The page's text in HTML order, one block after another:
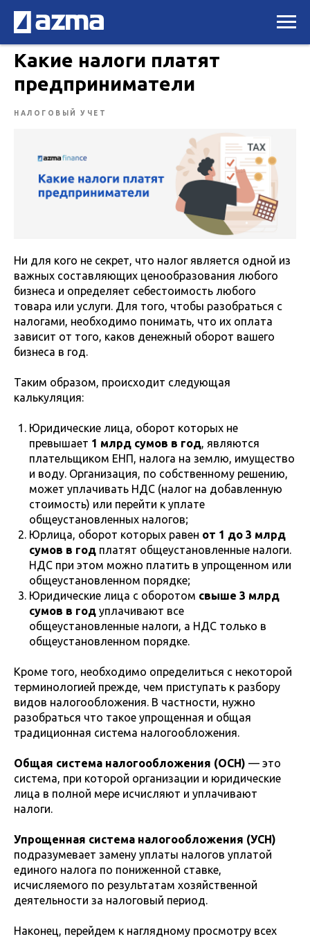
Какие налоги платят
предприниматели
НАЛОГОВЫЙ УЧЕТ
Ни для кого не секрет, что налог является одной из
важных составляющих ценообразования любого
бизнеса и определяет себестоимость любого
товара или услуги. Для того, чтобы разобраться с
налогами, необходимо понимать, что их оплата
зависит от того, каков денежный оборот вашего
бизнеса в год.
Таким образом, происходит следующая
калькуляция:
Юридические лица, оборот которых не
превышает 1 млрд сумов в год, являются
плательщиком ЕНП, налога на землю, имущество
и воду. Организация, по собственному решению,
может уплачивать НДС (налог на добавленную
стоимость) или перейти к уплате
общеустановленных налогов;
Юрлица, оборот которых равен от 1 до 3 млрд
сумов в год платят общеустановленные налоги.
НДС при этом можно платить в упрощенном или
общеустановленном порядке;
Юридические лица с оборотом свыше 3 млрд
сумов в год уплачивают все
общеустановленные налоги, а НДС только в
общеустановленном порядке.
Кроме того, необходимо определиться с некоторой
терминологией прежде, чем приступать к разбору
видов налогообложения. В частности, нужно
разобраться что такое упрощенная и общая
традиционная система налогообложения.
Общая система налогообложения (ОСН) — это
система, при которой организации и юридические
лица в полной мере исчисляют и уплачивают
налоги.
Упрощенная система налогообложения (УСН)
подразумевает замену уплаты налогов уплатой
единого налога по пониженной ставке,
исчисляемого по результатам хозяйственной
деятельности за налоговый период.
Наконец, перейдем к наглядному просмотру всех